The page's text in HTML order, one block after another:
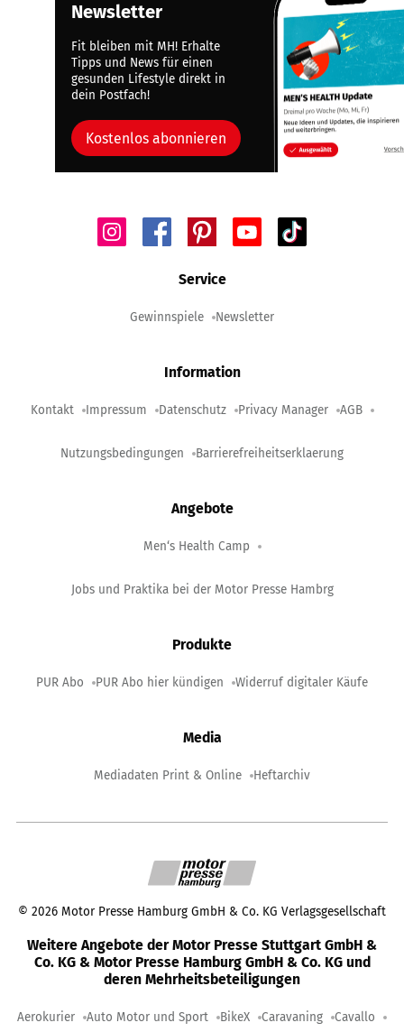
Newsletter
Fit bleiben mit MH! Erhalte
Tipps und News für einen
gesunden Lifestyle direkt in
dein Postfach!
Kostenlos abonnieren
Service
Gewinnspiele Newsletter
Information
Kontakt Impressum Datenschutz Privacy Manager AGB
Nutzungsbedingungen Barrierefreiheitserklaerung
Angebote
Men‘s Health Camp
Jobs und Praktika bei der Motor Presse Hambrg
Produkte
PUR Abo PUR Abo hier kündigen Widerruf digitaler Käufe
Media
Mediadaten Print & Online Heftarchiv
© 2026 Motor Presse Hamburg GmbH & Co. KG Verlagsgesellschaft
Weitere Angebote der Motor Presse Stuttgart GmbH &
Co. KG & Motor Presse Hamburg GmbH & Co. KG und
deren Mehrheitsbeteiligungen
Aerokurier Auto Motor und Sport BikeX Caravaning Cavallo